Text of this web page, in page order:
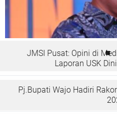
JMSI Pusat: Opini di
Laporan USK
Pj.Bupati Wajo Hadiri